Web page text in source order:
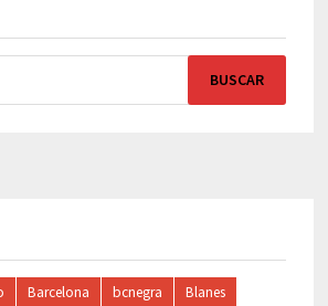
Barcelona bcnegra
Blanes